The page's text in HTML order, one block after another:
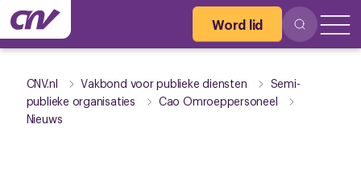
Word lid
CNV.nl Vakbond voor publieke diensten
Semi-
publieke organisaties
Cao Omroeppersoneel
Nieuws